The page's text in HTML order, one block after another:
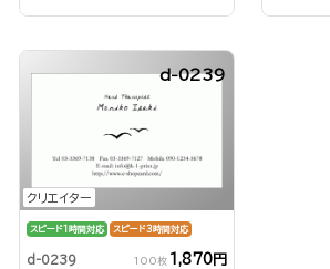
クリエイター
d-0239
スピード1時間対応 スピード3時間対応
d-0239 100枚 1,870円